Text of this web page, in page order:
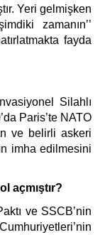
Yeri gelmişken
zamanın’’
fayda
Silahlı
Paris’te NATO
ve belirli askeri
imha edilmesini
açmıştır?
ve SSCB’nin